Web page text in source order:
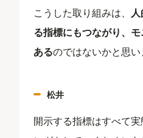
こうした取り組みは、
る指標にもつながり、
あるのではないかと思い
松井
開示する指標はすべて